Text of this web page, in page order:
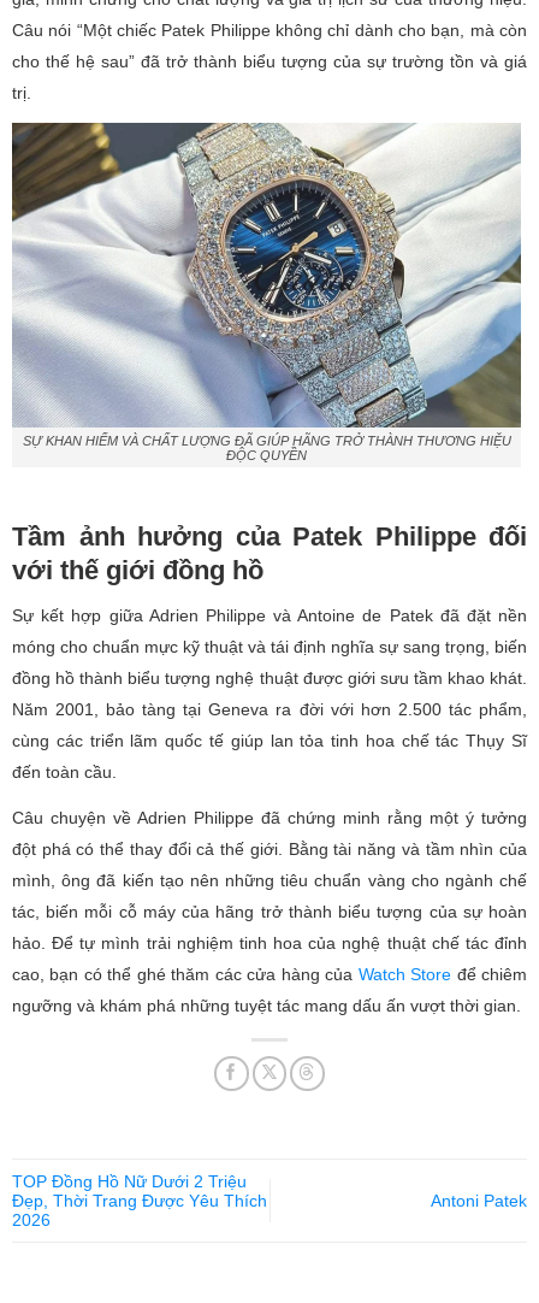
Câu nói “Một chiếc Patek Philippe không chỉ dành cho bạn, mà còn
cho thế hệ sau” đã trở thành biểu tượng của sự trường tồn và giá
trị.
SỰ KHAN HIẾM VÀ CHẤT LƯỢNG ĐÃ GIÚP HÃNG TRỞ THÀNH THƯƠNG HIỆU
ĐỘC QUYỀN
Tầm ảnh hưởng của Patek Philippe đối
với thế giới đồng hồ
Sự kết hợp giữa Adrien Philippe và Antoine de Patek đã đặt nền
móng cho chuẩn mực kỹ thuật và tái định nghĩa sự sang trọng, biến
đồng hồ thành biểu tượng nghệ thuật được giới sưu tầm khao khát.
Năm 2001, bảo tàng tại Geneva ra đời với hơn 2.500 tác phẩm,
cùng các triển lãm quốc tế giúp lan tỏa tinh hoa chế tác Thụy Sĩ
đến toàn cầu.
Câu chuyện về Adrien Philippe đã chứng minh rằng một ý tưởng
đột phá có thể thay đổi cả thế giới. Bằng tài năng và tầm nhìn của
mình, ông đã kiến tạo nên những tiêu chuẩn vàng cho ngành chế
tác, biến mỗi cỗ máy của hãng trở thành biểu tượng của sự hoàn
hảo. Để tự mình trải nghiệm tinh hoa của nghệ thuật chế tác đỉnh
cao, bạn có thể ghé thăm các cửa hàng của Watch Store để chiêm
ngưỡng và khám phá những tuyệt tác mang dấu ấn vượt thời gian.
TOP Đồng Hồ Nữ Dưới 2 Triệu
Đẹp, Thời Trang Được Yêu Thích
2026
Antoni Patek